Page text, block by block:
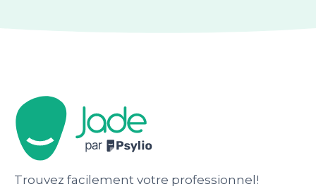
Trouvez facilement votre professionnel!